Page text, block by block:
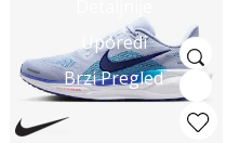
Uporedi
Brzi Pregled